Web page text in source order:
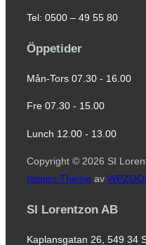
Tel: 0500 – 49 55 80
Öppetider
Mån-Tors 07.30 - 16.00
Fre 07.30 - 15.00
Lunch 12.00 - 13.00
Copyright © 2026 SI
Inspiro Theme av
SI Lorentzon AB
Kaplansgatan 26, 549 34